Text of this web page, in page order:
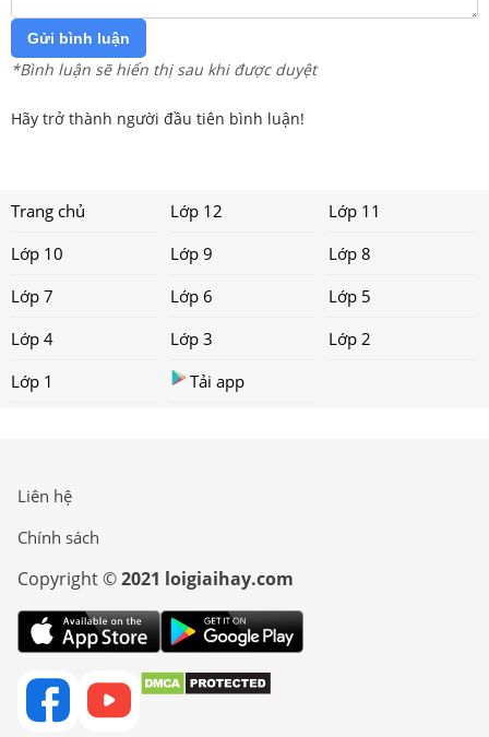
Gửi bình luận
*Bình luận sẽ hiển thị sau khi được duyệt
Hãy trở thành người đầu tiên bình luận!
Trang chủ Lớp 12
Lớp 11
Lớp 10
Lớp 9
Lớp 8
Lớp 7
Lớp 6
Lớp 5
Lớp 4
Lớp 3
Lớp 2
Lớp 1
Tải app
Liên hệ
Chính sách
Copyright ©2021 loigiaihay.com